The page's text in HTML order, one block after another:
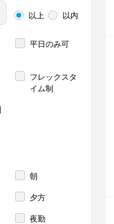
以上 以内
平日のみ可
フレックスタ
イム制
朝
夕方
夜勤